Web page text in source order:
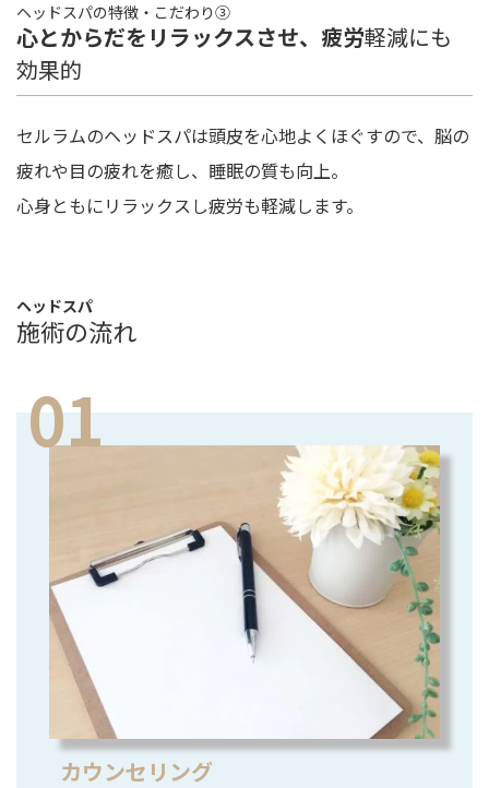
ヘッドスパの特徴・こだわり③
心とからだをリラックスさせ、疲労軽減にも
効果的
セルラムのヘッドスパは頭皮を心地よくほぐすので、脳の
疲れや目の疲れを癒し、睡眠の質も向上。
心身ともにリラックスし疲労も軽減します。
ヘッドスパ
施術の流れ
カウンセリング